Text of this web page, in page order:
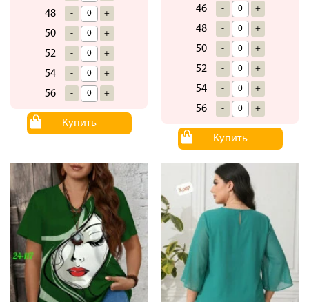
48 - +
50 - +
52 - +
54 - +
56 - +
Купить
46 - +
48 - +
50 - +
52 - +
54 - +
56 - +
Купить